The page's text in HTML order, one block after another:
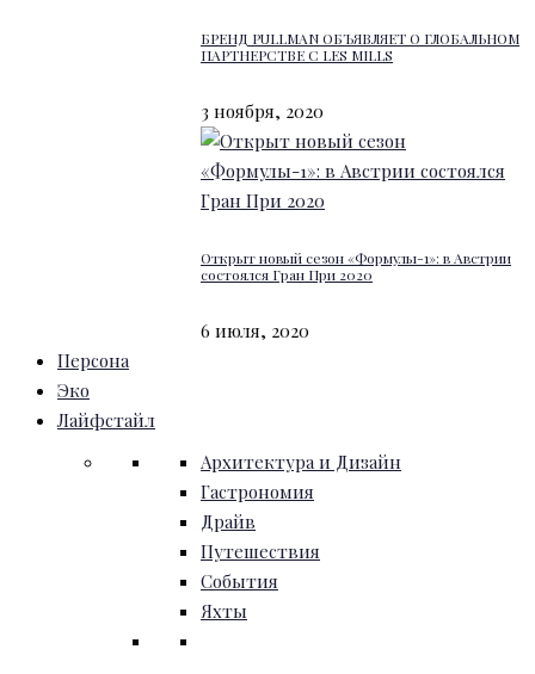
БРЕНД PULLMAN ОБЪЯВЛЯЕТ О ГЛОБАЛЬНОМ
ПАРТНЕРСТВЕ С LES MILLS
3 ноября, 2020
Открыт новый сезон «Формулы-1»: в Австрии
состоялся Гран При 2020
6 июля, 2020
Персона
Эко
Лайфстайл
Архитектура и Дизайн
Гастрономия
Драйв
Путешествия
События
Яхты